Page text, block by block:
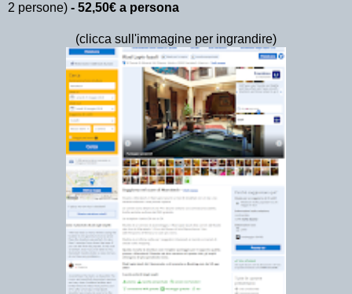
2 persone) - 52,50€ a persona
(clicca sull'immagine per ingrandire)